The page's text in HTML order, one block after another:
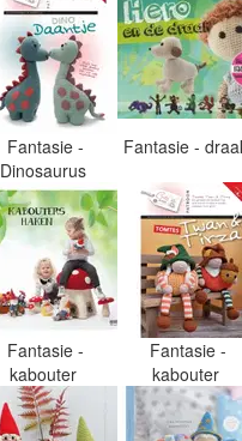
Fantasie -
Dinosaurus
Fantasie -
Fantasie -
kabouter
Fantasie -
kabouter